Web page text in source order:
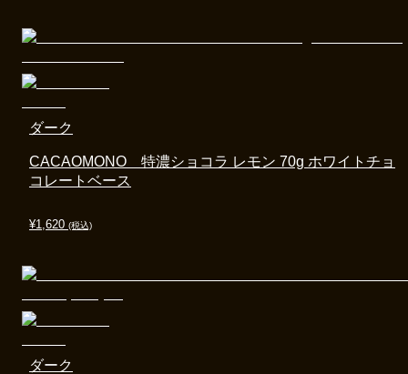
¥1,620 (税込)
CACAOMONO 特濃ショコラ レモン 70g ホワイトチョ
コレートベース
ダーク
ダーク